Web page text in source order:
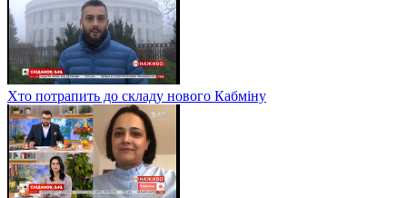
Хто потрапить до складу нового Кабміну